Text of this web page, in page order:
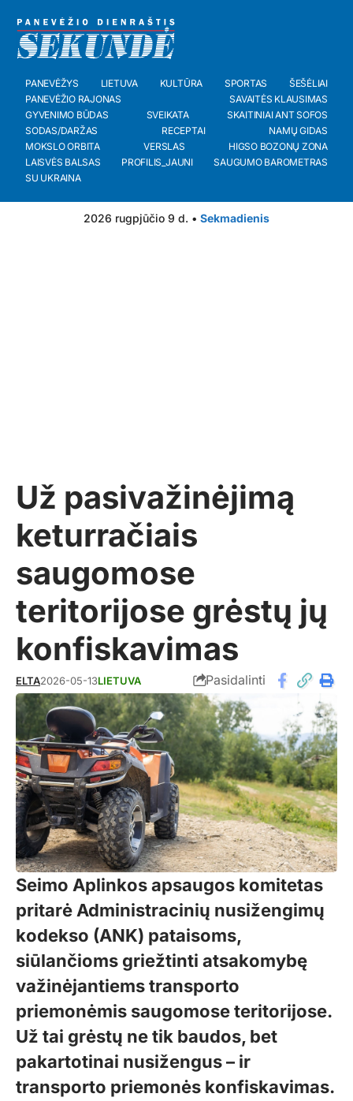
PANEVĖŽYS LIETUVA KULTŪRA SPORTAS
ŠEŠĖLIAI
PANEVĖŽIO RAJONAS
SAVAITĖS KLAUSIMAS
GYVENIMO BŪDAS
SVEIKATA
SKAITINIAI ANT SOFOS
SODAS/DARŽAS
RECEPTAI
NAMŲ GIDAS
MOKSLO ORBITA
VERSLAS
HIGSO BOZONŲ ZONA
LAISVĖS BALSAS
PROFILIS_JAUNI
SAUGUMO BAROMETRAS
SU UKRAINA
2026 rugpjūčio 9 d. • Sekmadienis
Už pasivažinėjimą
keturračiais
saugomose
teritorijose grėstų jų
konfiskavimas
ELTA2026-05-13LIETUVA Pasidalinti
Seimo Aplinkos apsaugos komitetas
pritarė Administracinių nusižengimų
kodekso (ANK) pataisoms,
siūlančioms griežtinti atsakomybę
važinėjantiems transporto
priemonėmis saugomose teritorijose.
Už tai grėstų ne tik baudos, bet
pakartotinai nusižengus – ir
transporto priemonės konfiskavimas.